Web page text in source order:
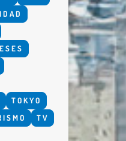
TOKYO
TV